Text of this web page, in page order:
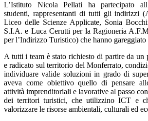
L’Istituto Nicola Pellati ha partecipato
studenti, rappresentanti di tutti gli indirizzi
Liceo delle Scienze Applicate, Sonia
S.I.A. e Luca Cerutti per la Ragioneria
per l’Indirizzo Turistico) che hanno
A tutti i team è stato richiesto di partire da un
e radicato sul territorio del Monferrato,
individuare valide soluzioni in grado di
aveva come obiettivo quello di pensare
attività imprenditoriali e lavorative al passo
dei territori turistici, che utilizzino ICT e
valorizzare le risorse ambientali, culturali ed